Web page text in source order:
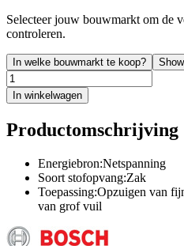
Selecteer jouw bouwmarkt om de
controleren.
In welke bouwmarkt te koop?
In winkelwagen
Productomschrijving
Energiebron:Netspanning
Soort stofopvang:Zak
Toepassing:Opzuigen van
van grof vuil